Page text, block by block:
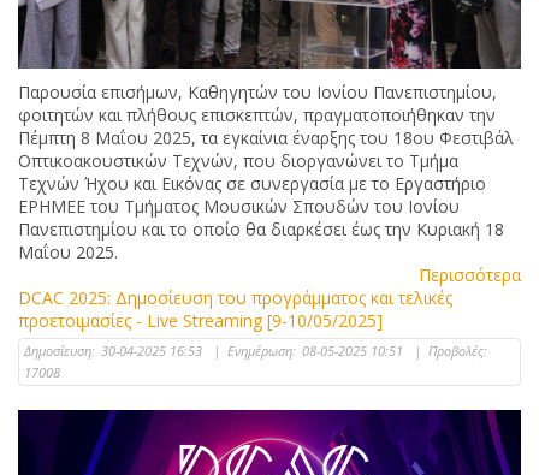
Παρουσία επισήμων, Καθηγητών του Ιονίου Πανεπιστημίου,
φοιτητών και πλήθους επισκεπτών, πραγματοποιήθηκαν την
Πέμπτη 8 Μαΐου 2025, τα εγκαίνια έναρξης του 18ου Φεστιβάλ
Οπτικοακουστικών Τεχνών, που διοργανώνει το Τμήμα
Τεχνών Ήχου και Εικόνας σε συνεργασία με το Εργαστήριο
ΕΡΗΜΕΕ του Τμήματος Μουσικών Σπουδών του Ιονίου
Πανεπιστημίου και το οποίο θα διαρκέσει έως την Κυριακή 18
Μαΐου 2025.
Περισσότερα
DCAC 2025: Δημοσίευση του προγράμματος και τελικές
προετοιμασίες - Live Streaming [9-10/05/2025]
Δημοσίευση: 30-04-2025 16:53 | Ενημέρωση: 08-05-2025 10:51 | Προβολές:
17008